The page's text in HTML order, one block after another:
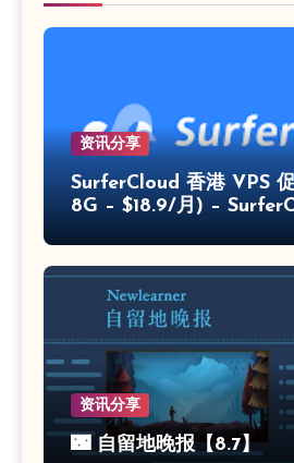
资讯分享
SurferCloud 香港 VPS
8G – $18.9/月) –
资讯分享
🌃 自留地晚报【8.7】